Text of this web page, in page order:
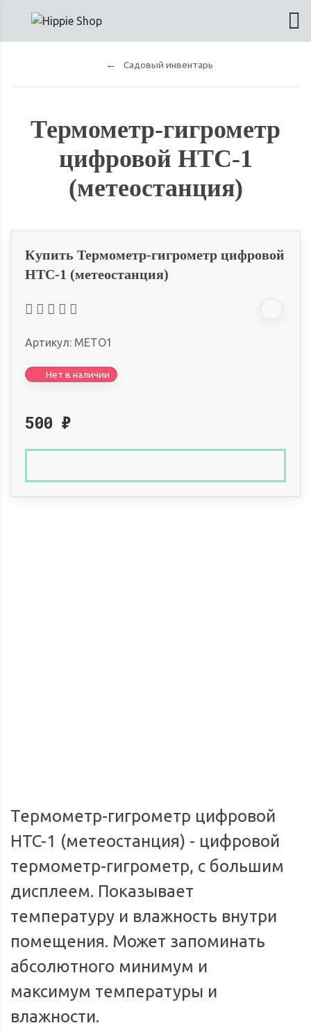
Садовый инвентарь
Термометр-гигрометр
цифровой HTC-1
(метеостанция)
Купить Термометр-гигрометр цифровой
HTC-1 (метеостанция)
Артикул: METO1
Нет в наличии
500 ₽
Термометр-гигрометр цифровой
HTC-1 (метеостанция) - цифровой
термометр-гигрометр, с большим
дисплеем. Показывает
температуру и влажность внутри
помещения. Может запоминать
абсолютного минимум и
максимум температуры и
влажности.